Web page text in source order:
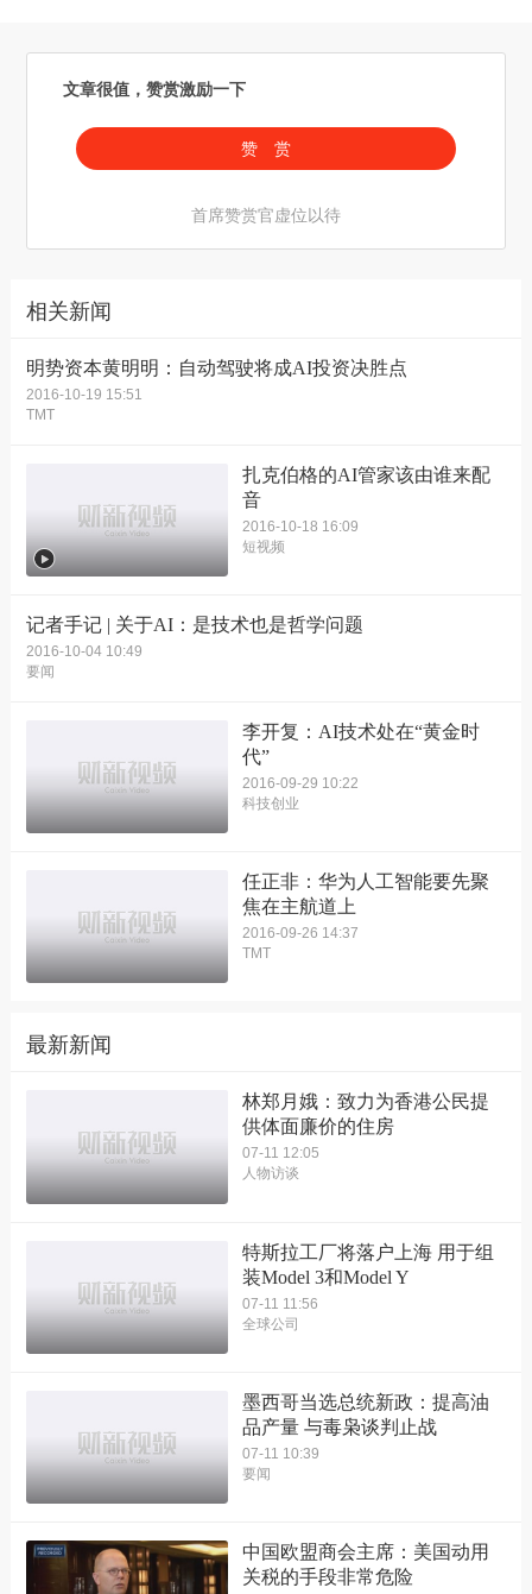
文章很值，赞赏激励一下
赞 赏
首席赞赏官虚位以待
相关新闻
明势资本黄明明：自动驾驶将成AI投资决胜点
2016-10-19 15:51
TMT
扎克伯格的AI管家该由谁来配
音
2016-10-18 16:09
短视频
记者手记 | 关于AI：是技术也是哲学问题
2016-10-04 10:49
要闻
李开复：AI技术处在“黄金时
代”
2016-09-29 10:22
科技创业
任正非：华为人工智能要先聚
焦在主航道上
2016-09-26 14:37
TMT
最新新闻
林郑月娥：致力为香港公民提
供体面廉价的住房
07-11 12:05
人物访谈
特斯拉工厂将落户上海 用于组
装Model 3和Model Y
07-11 11:56
全球公司
墨西哥当选总统新政：提高油
品产量 与毒枭谈判止战
07-11 10:39
要闻
中国欧盟商会主席：美国动用
关税的手段非常危险